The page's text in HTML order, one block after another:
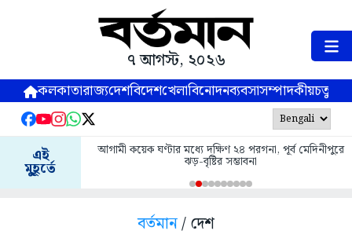
৭ আগস্ট, ২০২৬
কলকাতারাজ্যদেশবিদেশখেলাবিনোদনব্যবসাসম্পাদকীয়
এই
মুহূর্তে
আগামী কয়েক ঘণ্টার মধ্যে দক্ষিণ ২৪ পরগনা, পূর্ব মেদিনীপুরে
ঝড়-বৃষ্টির সম্ভাবনা
বর্তমান/ দেশ